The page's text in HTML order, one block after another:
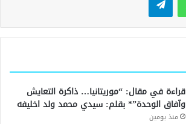
قراءة في مقال: “موريتانيا… ذاكرة التعايش
وآفاق الوحدة”* بقلم: سيدي محمد ولد اخليفه
منذ يومين